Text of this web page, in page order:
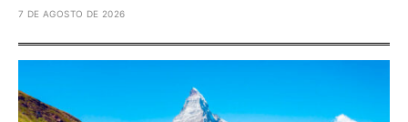
7 DE AGOSTO DE 2026